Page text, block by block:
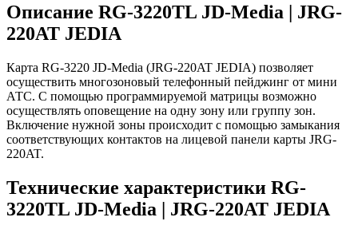
Описание RG-3220TL JD-Media | JRG-
220AT JEDIA
Карта RG-3220 JD-Media (JRG-220AT JEDIA) позволяет
осуществить многозоновый телефонный пейджинг от мини
АТС. С помощью программируемой матрицы возможно
осуществлять оповещение на одну зону или группу зон.
Включение нужной зоны происходит с помощью замыкания
соответствующих контактов на лицевой панели карты JRG-
220AT.
Технические характеристики RG-
3220TL JD-Media | JRG-220AT JEDIA